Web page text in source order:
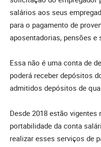
salários aos seus
para o pagamento de
aposentadorias, pensões e
Essa não é uma conta de
poderá receber depósitos
admitidos depósitos de
Desde 2018 estão
portabilidade da conta
realizar esses serviços de